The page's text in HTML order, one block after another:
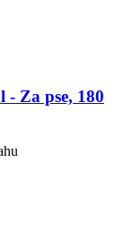
-​ Za pse, 180